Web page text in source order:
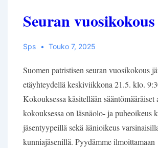
Egeriasta
maksutta
saakka
Seuran
Sps Touko 7, 2025
Suomen patristisen seuran vuosikokous
etäyhteydellä keskiviikkona 21.5. klo.
Kokouksessa käsitellään sääntömääräiset
kokouksessa on läsnäolo- ja puheoikeus
jäsentyypeillä sekä äänioikeus
kunniajäsenillä. Pyydämme ilmoittamaan